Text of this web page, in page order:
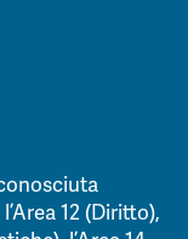
12 (Diritto),